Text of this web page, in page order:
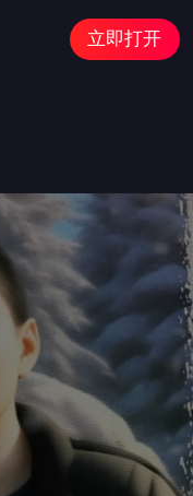
立即打开